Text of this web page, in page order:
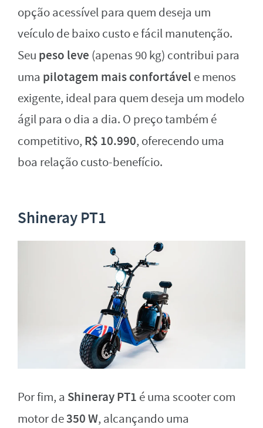
opção acessível para quem deseja um
veículo de baixo custo e fácil manutenção.
Seu peso leve (apenas 90 kg) contribui para
uma pilotagem mais confortável e menos
exigente, ideal para quem deseja um modelo
ágil para o dia a dia. O preço também é
competitivo, R$ 10.990, oferecendo uma
boa relação custo-benefício.
Shineray PT1
Por fim, a Shineray PT1 é uma scooter com
motor de350 W, alcançando uma